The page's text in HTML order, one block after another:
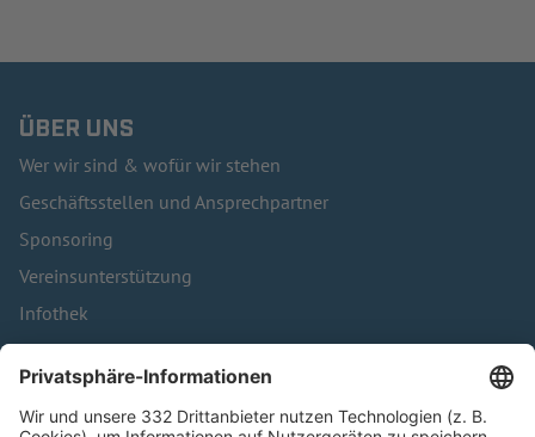
ÜBER UNS
Wer wir sind & wofür wir stehen
Geschäftsstellen und Ansprechpartner
Sponsoring
Vereinsunterstützung
Infothek
Kontakt
HÄUFIG BESUCHTE SEITEN